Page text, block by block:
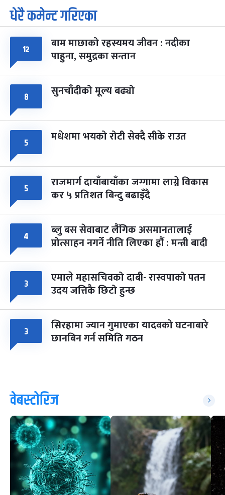
७
आइत
पूर्णिमा व्रत
चैत्र ७, २०८३-Mar 21, 2027
८ फागुपूर्णिमा
चैत्र ८, २०८३-Mar 22, 2027
७ महिना बाँकी
धेरै कमेन्ट गरिएका
१२ बाम माछाको रहस्यमय जीवन : नदीका
पाहुना, समुद्रका सन्तान
८ सुनचाँदीको मूल्य बढ्यो
५ मधेशमा भयको रोटी सेक्दै सीके राउत
५ राजमार्ग दायाँबायाँका जग्गामा लाग्ने विकास
कर ५ प्रतिशत बिन्दु बढाइँदै
४ ब्लु बस सेवाबाट लैंगिक असमानतालाई
प्रोत्साहन नगर्ने नीति लिएका हौं : मन्त्री बादी
३ एमाले महासचिवको दाबी- रास्वपाको पतन
उदय जत्तिकै छिटो हुन्छ
३ सिरहामा ज्यान गुमाएका यादवको घटनाबारे
छानबिन गर्न समिति गठन
वेबस्टोरिज